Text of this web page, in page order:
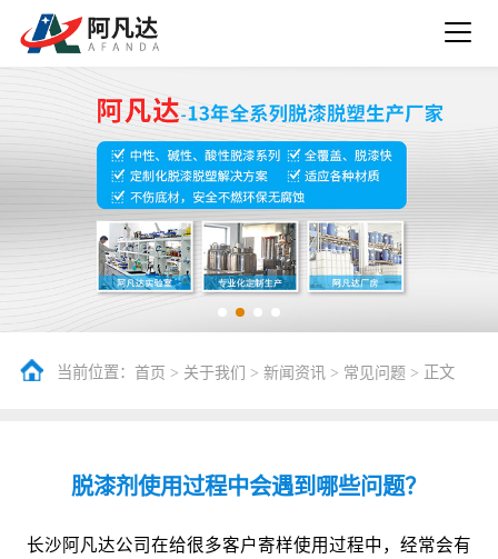
当前位置： 首页 > 关于我们 > 新闻资讯 > 常见问题> 正文
脱漆剂使用过程中会遇到哪些问题？
长沙阿凡达公司在给很多客户寄样使用过程中，经常会有